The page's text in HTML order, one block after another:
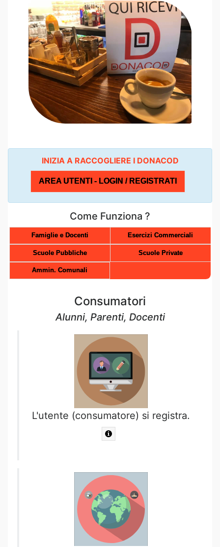
INIZIA A RACCOGLIERE I DONACOD
AREA UTENTI - LOGIN / REGISTRATI
Come Funziona ?
Famiglie e Docenti Esercizi Commerciali
Scuole Pubbliche Scuole Private
Ammin. Comunali
Consumatori
Alunni, Parenti, Docenti
L'utente (consumatore) si registra.